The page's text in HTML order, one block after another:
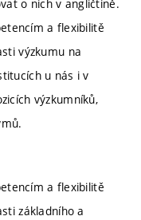
o nich v angličtině.
a flexibilitě
výzkumu na
u nás i v
výzkumníků,
a flexibilitě
základního a